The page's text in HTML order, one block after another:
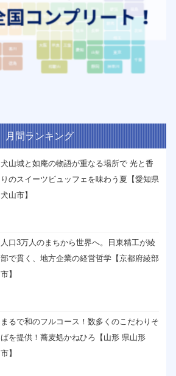
月間ランキング
犬山城と如庵の物語が重なる場所で 光と香
りのスイーツビュッフェを味わう夏【愛知県
犬山市】
人口3万人のまちから世界へ。日東精工が綾
部で貫く、地方企業の経営哲学【京都府綾部
市】
まるで和のフルコース！数多くのこだわりそ
ばを提供！蕎麦処かねひろ【山形 県山形
市】